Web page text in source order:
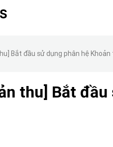
Bắt đầu sử dụng phân hệ Khoản
thu] Bắt